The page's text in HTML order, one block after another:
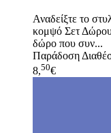
Αναδείξτε το
κομψό Σετ Δώρου
δώρο που συν...
Παράδοση
8,50€